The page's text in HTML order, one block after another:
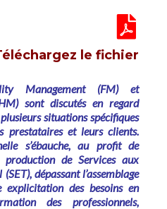
le fichier
Management (FM) et
sont discutés en regard
situations spécifiques
prestataires et leurs clients.
s’ébauche, au profit de
production de Services aux
dépassant l’assemblage
explicitation des besoins en
des professionnels,